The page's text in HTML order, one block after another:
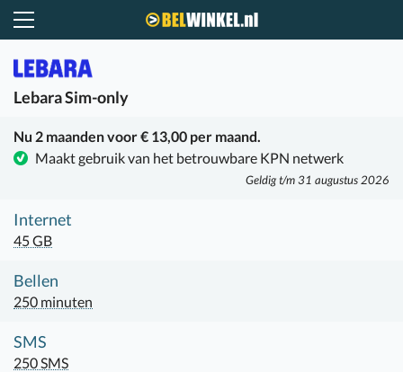
LebaraSim-only
Nu 2 maanden voor € 13,00 per maand.
Maakt gebruik van het betrouwbare KPN netwerk
Geldig t/m 31 augustus 2026
Internet
45 GB
Bellen
250 minuten
SMS
250 SMS